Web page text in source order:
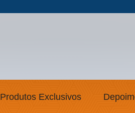
Produtos Exclusivos